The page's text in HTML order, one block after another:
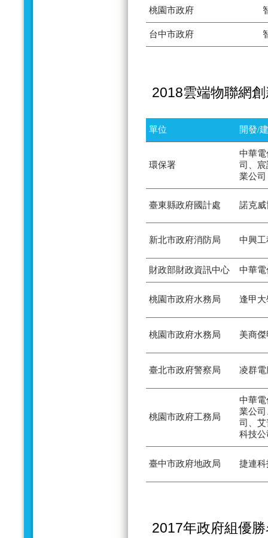
桃園市政府
台中市政府
2018雲端物聯網
單位 開發/
環保署
中華
司、
業公司
臺東縣政府國計處 諾克
新北市政府消防局 中興
財政部財政資訊中心 中華
桃園市政府水務局 逢甲大
桃園市政府水務局 美商
臺北市政府警察局 凌群
桃園市政府工務局
中華
業公
司、艾
科技
臺中市政府地政局 捷連
2017年政府組優